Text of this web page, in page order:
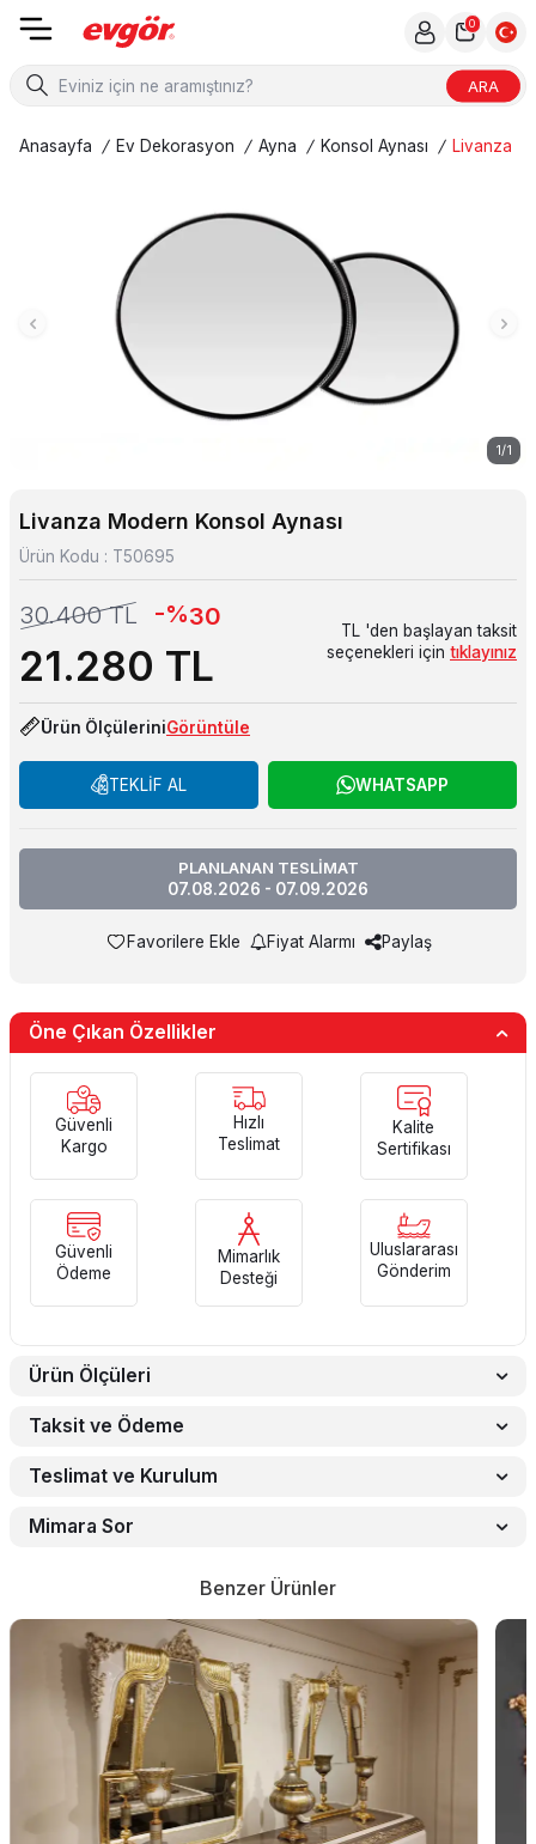
ARA
0
Anasayfa / Ev Dekorasyon / Ayna / Konsol Aynası / Livanza
1/1
Livanza Modern Konsol Aynası
Ürün Kodu : T50695
30.400TL -%30
21.280 TL
TL 'den başlayan taksit
seçenekleri için tıklayınız
Ürün ÖlçüleriniGörüntüle
TEKLİF AL WHATSAPP
PLANLANAN TESLİMAT
07.08.2026 - 07.09.2026
Favorilere Ekle Fiyat Alarmı Paylaş
Öne Çıkan Özellikler
Güvenli
Kargo
Hızlı
Teslimat
Kalite
Sertifikası
Güvenli
Ödeme
Mimarlık
Desteği
Uluslararası
Gönderim
Ürün Ölçüleri
Taksit ve Ödeme
Teslimat ve Kurulum
Mimara Sor
Benzer Ürünler